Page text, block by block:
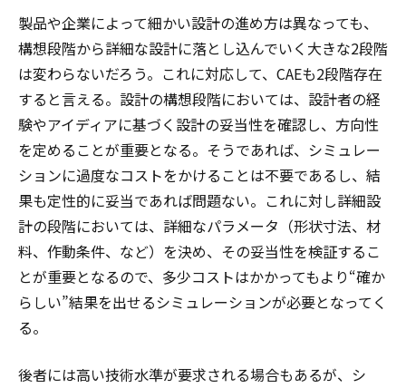
製品や企業によって細かい設計の進め方は異なっても、
構想段階から詳細な設計に落とし込んでいく大きな2段階
は変わらないだろう。これに対応して、CAEも2段階存在
すると言える。設計の構想段階においては、設計者の経
験やアイディアに基づく設計の妥当性を確認し、方向性
を定めることが重要となる。そうであれば、シミュレー
ションに過度なコストをかけることは不要であるし、結
果も定性的に妥当であれば問題ない。これに対し詳細設
計の段階においては、詳細なパラメータ（形状寸法、材
料、作動条件、など）を決め、その妥当性を検証するこ
とが重要となるので、多少コストはかかってもより“確か
らしい”結果を出せるシミュレーションが必要となってく
る。
後者には高い技術水準が要求される場合もあるが、シ